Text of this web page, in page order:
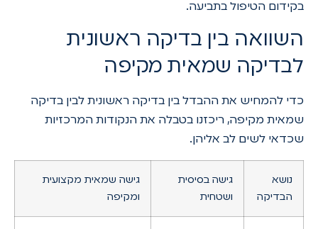
בקידום הטיפול בתביעה.
השוואה בין בדיקה ראשונית
לבדיקה שמאית מקיפה
כדי להמחיש את ההבדל בין בדיקה ראשונית לבין בדיקה
שמאית מקיפה, ריכזנו בטבלה את הנקודות המרכזיות
שכדאי לשים לב אליהן.
נושא
הבדיקה
גישה בסיסית
ושטחית
גישה שמאית מקצועית
ומקיפה